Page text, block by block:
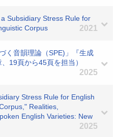
Subsidiary Stress Rule for
Corpus
2021
く音韻理論（SPE)」『生成
19頁から45頁を担当）
2025
Stress Rule for English
Realities,
English Varieties: New
2025